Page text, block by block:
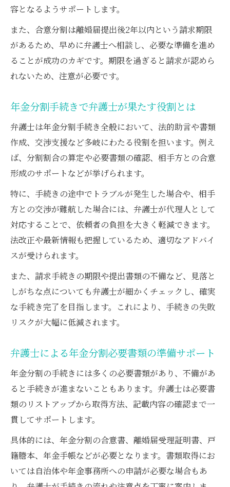
一人で進める年金分割手続きの流れと要点
年金事務所とのやり取りに弁護士の知識を
活用
年金分割手続きを一人で行うときのポイン
ト解説
バイス
年金分割しなかったときの影響とリスク解説
弁護士が語る年金分割しない際の老後リス
ク
離婚後に年金分割を選ばなかった場合の影
響
弁護士視点で見る年金分割未請求のデメリ
ット
年金分割をしなかった場合の生活設計の注
意点
年金分割しない場合の資金ギャップを弁護
士分析
容となるようサポートします。
また、合意分割は離婚届提出後2年以内という請求期限
があるため、早めに弁護士へ相談し、必要な準備を進め
ることが成功のカギです。期限を過ぎると請求が認めら
れないため、注意が必要です。
年金分割手続きで弁護士が果たす役割とは
弁護士は年金分割手続き全般において、法的助言や書類
作成、交渉支援など多岐にわたる役割を担います。例え
ば、分割割合の算定や必要書類の確認、相手方との合意
形成のサポートなどが挙げられます。
特に、手続きの途中でトラブルが発生した場合や、相手
方との交渉が難航した場合には、弁護士が代理人として
対応することで、依頼者の負担を大きく軽減できます。
法改正や最新情報も把握しているため、適切なアドバイ
スが受けられます。
また、請求手続きの期限や提出書類の不備など、見落と
しがちな点についても弁護士が細かくチェックし、確実
な手続き完了を目指します。これにより、手続きの失敗
リスクが大幅に低減されます。
弁護士による年金分割必要書類の準備サポート
年金分割の手続きには多くの必要書類があり、不備があ
ると手続きが進まないこともあります。弁護士は必要書
類のリストアップから取得方法、記載内容の確認まで一
貫してサポートします。
具体的には、年金分割の合意書、離婚届受理証明書、戸
籍謄本、年金手帳などが必要となります。書類取得にお
いては自治体や年金事務所への申請が必要な場合もあ